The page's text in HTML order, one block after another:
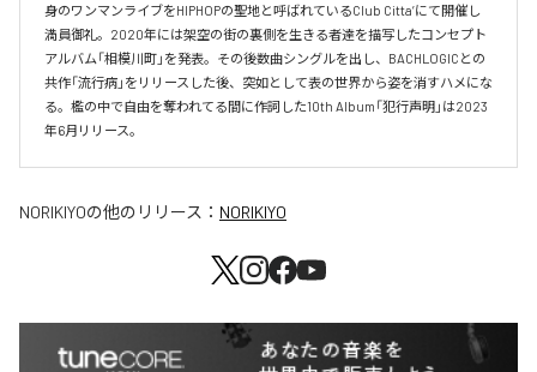
身のワンマンライブをHIPHOPの聖地と呼ばれているClub Citta’にて開催し
満員御礼。2020年には架空の街の裏側を生きる者達を描写したコンセプト
アルバム「相模川町」を発表。その後数曲シングルを出し、BACHLOGICとの
共作「流行病」をリリースした後、突如として表の世界から姿を消すハメにな
る。檻の中で自由を奪われてる間に作詞した10th Album「犯行声明」は2023
年6月リリース。
NORIKIYOの他のリリース： NORIKIYO